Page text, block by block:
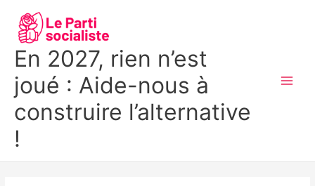
contenu
En 2027, rien n’est
joué : Aide-nous à
construire l’alternative
!